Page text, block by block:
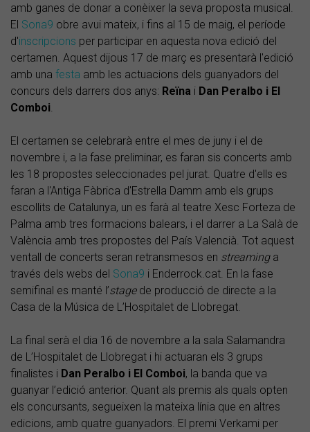
amb ganes de donar a conèixer la seva proposta musical.
El Sona9 obre avui mateix, i fins al 15 de maig, el període
d'inscripcions per participar en aquesta nova edició del
certamen. Aquest dijous 17 de març es presentarà l'edició
amb una festa amb les actuacions dels guanyadors del
concurs dels darrers dos anys: Reïna i Dan Peralbo i El
Comboi
El certamen se celebrarà entre el mes de juny i el de
novembre i, a la fase preliminar, es faran sis concerts amb
les 18 propostes seleccionades pel jurat. Quatre d'ells es
faran a l'Antiga Fàbrica d'Estrella Damm amb els grups
escollits de Catalunya, un es farà al teatre Xesc Forteza de
Palma amb tres formacions balears, i el darrer a La Salà de
València amb tres propostes del País Valencià. Tot aquest
ventall de concerts seran retransmesos en streaminga
través dels webs del Sona9 i Enderrock.cat. En la fase
semifinal es manté l’stage de producció de directe a la
Casa de la Música de L’Hospitalet de Llobregat.
La final serà el dia 16 de novembre a la sala Salamandra
de L’Hospitalet de Llobregat i hi actuaran els 3 grups
finalistes i Dan Peralbo i El Comboi, la banda que va
guanyar l’edició anterior. Quant als premis als quals opten
els concursants, segueixen la mateixa línia que en altres
edicions, amb quatre guanyadors. El premi Verkami per